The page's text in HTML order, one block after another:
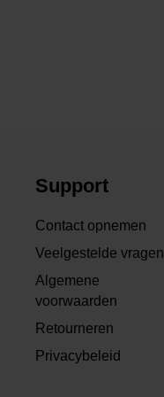
Support
Contact opnemen
Veelgestelde vragen
Algemene
voorwaarden
Retourneren
Privacybeleid